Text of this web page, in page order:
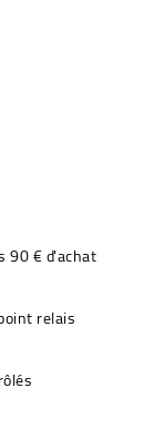
90 € d'achat
relais